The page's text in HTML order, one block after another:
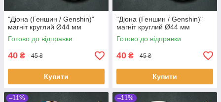
"Діона (Геншин / Genshin)"
магніт круглий Ø44 мм
Готово до відправки
40 ₴ 45 ₴
Купити
"Діона (Геншин / Genshin)"
магніт круглий Ø44 мм
Готово до відправки
40 ₴ 45 ₴
Купити
–11% –11%